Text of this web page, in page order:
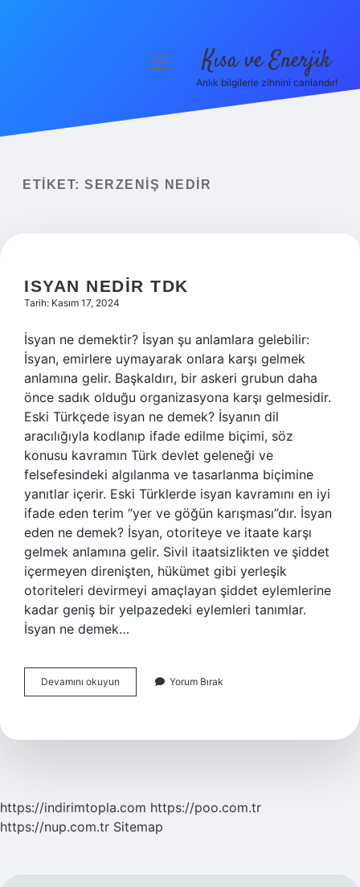
Yasal Uyarı
menüyü
Kısa ve Enerjik
Anlık bilgilerle zihnini canlandır!
ETIKET: SERZENIŞ NEDIR
ISYAN NEDIR TDK
Tarih: Kasım 17, 2024
İsyan ne demektir? İsyan şu anlamlara gelebilir:
İsyan, emirlere uymayarak onlara karşı gelmek
anlamına gelir. Başkaldırı, bir askeri grubun daha
önce sadık olduğu organizasyona karşı gelmesidir.
Eski Türkçede isyan ne demek? İsyanın dil
aracılığıyla kodlanıp ifade edilme biçimi, söz
konusu kavramın Türk devlet geleneği ve
felsefesindeki algılanma ve tasarlanma biçimine
yanıtlar içerir. Eski Türklerde isyan kavramını en iyi
ifade eden terim “yer ve göğün karışması”dır. İsyan
eden ne demek? İsyan, otoriteye ve itaate karşı
gelmek anlamına gelir. Sivil itaatsizlikten ve şiddet
içermeyen direnişten, hükümet gibi yerleşik
otoriteleri devirmeyi amaçlayan şiddet eylemlerine
kadar geniş bir yelpazedeki eylemleri tanımlar.
İsyan ne demek…
Devamını okuyun
Nedir
Yorum Bırak
https://indirimtopla.com https://poo.com.tr
https://nup.com.tr Sitemap